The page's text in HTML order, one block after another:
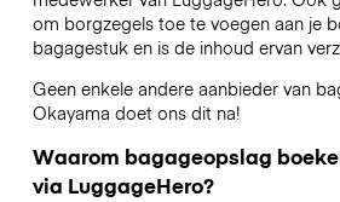
om borgzegels toe te voegen aan je
bagagestuk en is de inhoud ervan
Geen enkele andere aanbieder van
Okayama doet ons dit na!
Waarom bagageopslag
via LuggageHero?